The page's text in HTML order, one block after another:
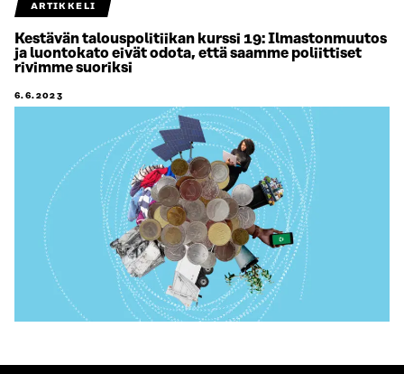
ARTIKKELI
Kestävän talouspolitiikan kurssi 19: Ilmastonmuutos
ja luontokato eivät odota, että saamme poliittiset
rivimme suoriksi
6.6.2023